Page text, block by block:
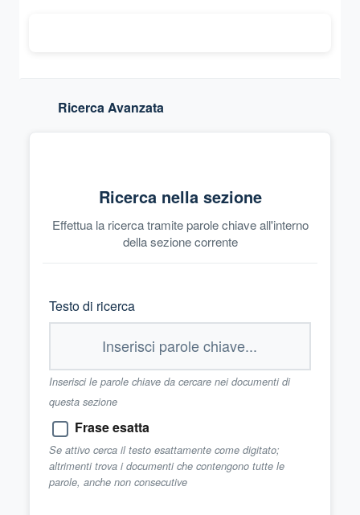
Ricerca Avanzata
Ricerca nella sezione
Effettua la ricerca tramite parole chiave all'interno
della sezione corrente
Testo di ricerca
Inserisci le parole chiave da cercare nei documenti di
questa sezione
Frase esatta
Se attivo cerca il testo esattamente come digitato;
altrimenti trova i documenti che contengono tutte le
parole, anche non consecutive